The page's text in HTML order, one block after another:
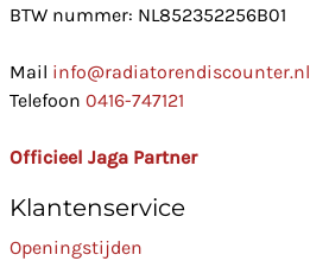
BTW nummer: NL852352256B01
Mail info@radiatorendiscounter.nl
Telefoon 0416-747121
Officieel Jaga Partner
Klantenservice
Openingstijden